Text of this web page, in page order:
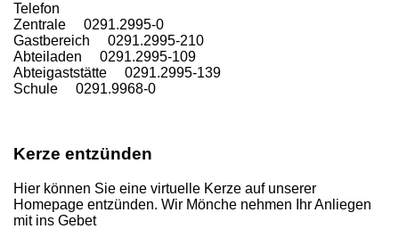
Telefon
Zentrale 0291.2995-0
Gastbereich 0291.2995-210
Abteiladen 0291.2995-109
Abteigaststätte 0291.2995-139
Schule 0291.9968-0
Kerze entzünden
Hier können Sie eine virtuelle Kerze auf unserer
Homepage entzünden. Wir Mönche nehmen Ihr Anliegen
mit ins Gebet